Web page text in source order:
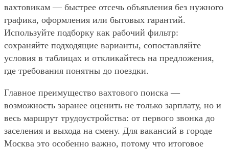
вахтовикам — быстрее отсечь объявления без нужного
графика, оформления или бытовых гарантий.
Используйте подборку как рабочий фильтр:
сохраняйте подходящие варианты, сопоставляйте
условия в таблицах и откликайтесь на предложения,
где требования понятны до поездки.
Главное преимущество вахтового поиска —
возможность заранее оценить не только зарплату, но и
весь маршрут трудоустройства: от первого звонка до
заселения и выхода на смену. Для вакансий в городе
Москва это особенно важно, потому что итоговое